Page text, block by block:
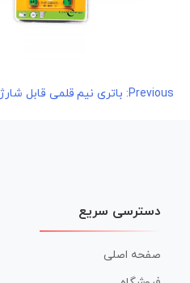
راهبری
Previous: باتری نیم قلمی قابل شارژ CFL مدل 2500mah AAA
دسترسی سریع
صفحه اصلی